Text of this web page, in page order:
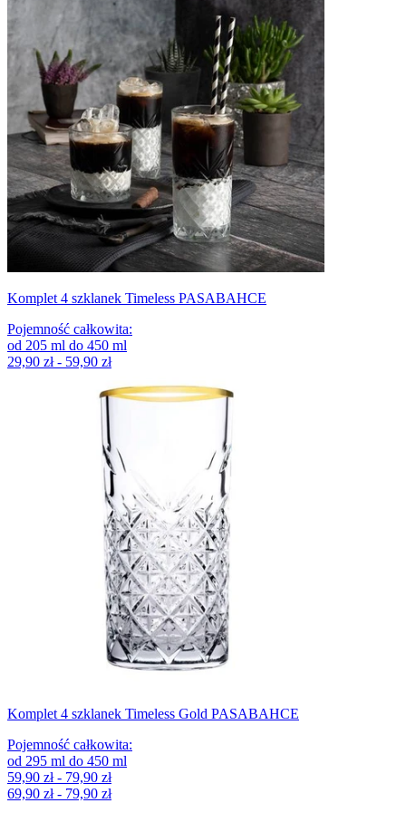
Komplet 4 szklanek Timeless PASABAHCE
Pojemność całkowita:
od 205 ml do 450 ml
29,90 zł - 59,90 zł
Komplet 4 szklanek Timeless Gold PASABAHCE
Pojemność całkowita:
od 295 ml do 450 ml
59,90 zł - 79,90 zł
69,90 zł - 79,90 zł